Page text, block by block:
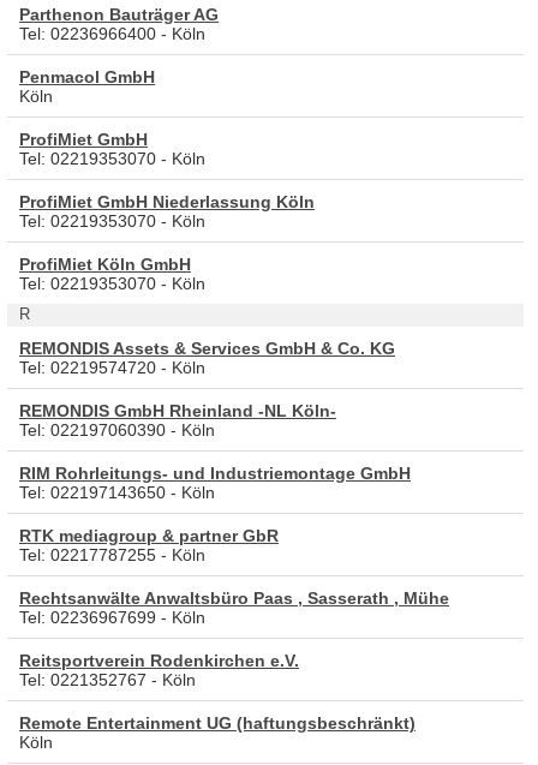
Parthenon Bauträger AG
Tel: 02236966400 - Köln
Penmacol GmbH
Köln
ProfiMiet GmbH
Tel: 02219353070 - Köln
ProfiMiet GmbH Niederlassung Köln
Tel: 02219353070 - Köln
ProfiMiet Köln GmbH
Tel: 02219353070 - Köln
R
REMONDIS Assets & Services GmbH & Co. KG
Tel: 02219574720 - Köln
REMONDIS GmbH Rheinland -NL Köln-
Tel: 022197060390 - Köln
RIM Rohrleitungs- und Industriemontage GmbH
Tel: 022197143650 - Köln
RTK mediagroup & partner GbR
Tel: 02217787255 - Köln
Rechtsanwälte Anwaltsbüro Paas , Sasserath , Mühe
Tel: 02236967699 - Köln
Reitsportverein Rodenkirchen e.V.
Tel: 0221352767 - Köln
Remote Entertainment UG (haftungsbeschränkt)
Köln